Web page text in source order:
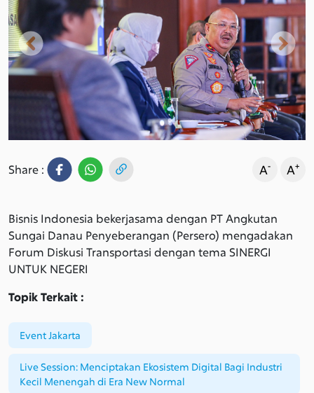
Previous Next
Share : A- A+
Bisnis Indonesia bekerjasama dengan PT Angkutan
Sungai Danau Penyeberangan (Persero) mengadakan
Forum Diskusi Transportasi dengan tema SINERGI
UNTUK NEGERI
Topik Terkait :
Event Jakarta
Live Session: Menciptakan Ekosistem Digital Bagi Industri
Kecil Menengah di Era New Normal